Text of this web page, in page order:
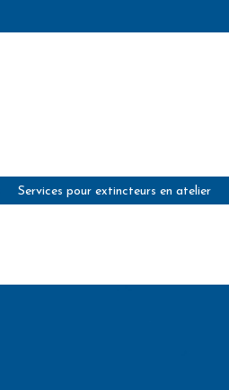
Services pour extincteurs en atelier